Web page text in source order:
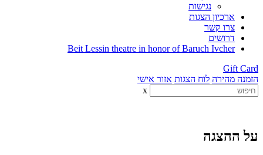
נגישות
ארכיון הצגות
צרו קשר
דרושים
Beit Lessin theatre in honor of Baruch Ivcher
Gift Card
הזמנה מהירה לוח הצגות אזור אישי
x
על ההצגה